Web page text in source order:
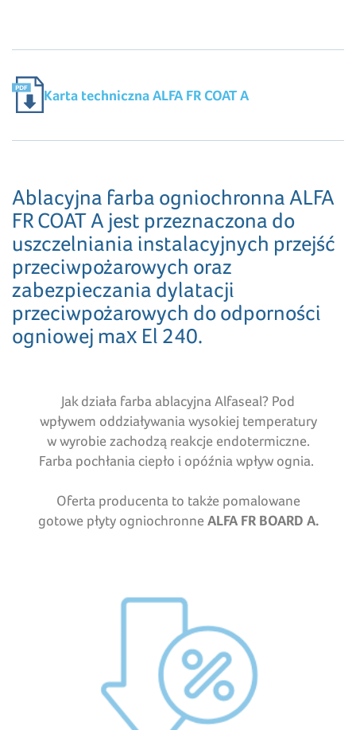
Karta techniczna ALFA FR COAT A
Ablacyjna farba ogniochronna ALFA
FR COAT A jest przeznaczona do
uszczelniania instalacyjnych przejść
przeciwpożarowych oraz
zabezpieczania dylatacji
przeciwpożarowych do odporności
ogniowej max El 240.
Jak działa farba ablacyjna Alfaseal? Pod
wpływem oddziaływania wysokiej temperatury
w wyrobie zachodzą reakcje endotermiczne.
Farba pochłania ciepło i opóźnia wpływ ognia.
Oferta producenta to także pomalowane
gotowe płyty ogniochronne ALFA FR BOARD A.